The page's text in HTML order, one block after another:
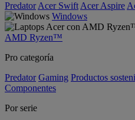
Predator Acer Swift Acer Aspire
Windows
AMD Ryzen™
Pro categoría
Predator Gaming Productos
Componentes
Por serie